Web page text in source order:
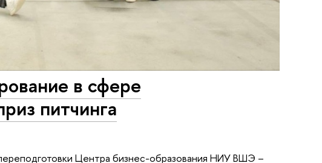
в сфере
питчинга
Центра бизнес-образования НИУ ВШЭ –